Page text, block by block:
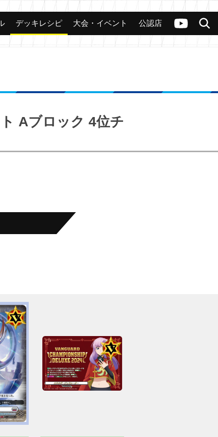
ヴァンガードch
検索
カード 大会 公認店舗 その他
デッキレシピ 大会・イベント 公認店
Aブロック 4位チ